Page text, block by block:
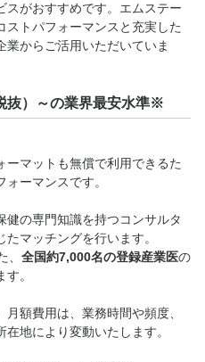
スがおすすめです。エムステー
ストパフォーマンスと充実した
からご活用いただいていま
抜）～の業界最安水準※
マットも無償で利用できるた
ーマンスです。
健の専門知識を持つコンサルタ
マッチングを行います。
全国約7,000名の登録産業医の
。
額費用は、業務時間や頻度、
地により変動いたします。